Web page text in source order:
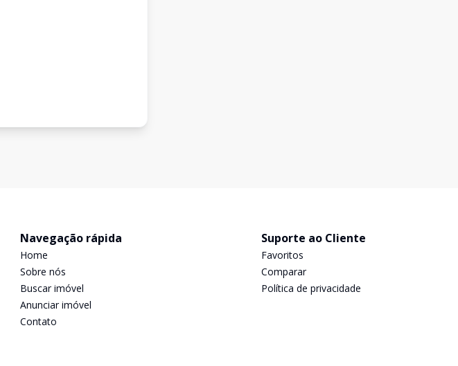
Navegação rápida
Home
Sobre nós
Buscar imóvel
Anunciar imóvel
Contato
Suporte ao Cliente
Favoritos
Comparar
Política de privacidade